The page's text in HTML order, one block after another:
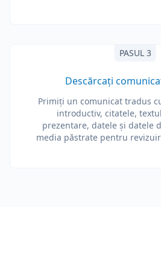
PASUL 3
Descărcați
Primiți un comunicat tradus
introductiv, citatele,
prezentare, datele și datele
media păstrate pentru